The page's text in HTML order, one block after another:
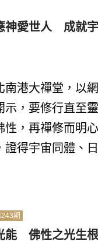
神愛世人 成就
南港大禪堂，以
示，要修行直至
性，再禪修而明
得宇宙同體、
期
能 佛性之光生